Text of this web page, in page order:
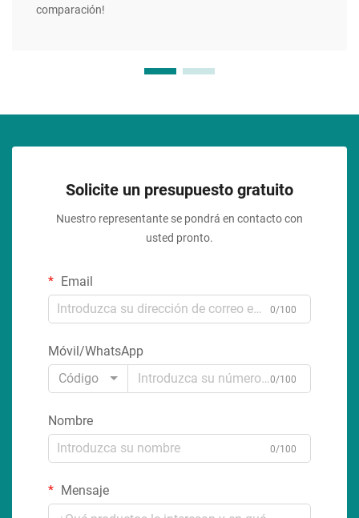
comparación!
Solicite un presupuesto gratuito
Nuestro representante se pondrá en contacto con
usted pronto.
Email
0/100
Móvil/WhatsApp
Código
0/100
Nombre
0/100
Mensaje